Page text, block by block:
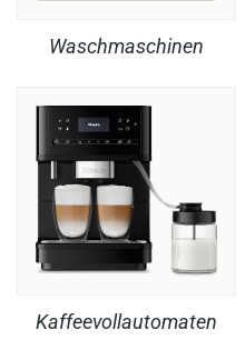
Waschmaschinen
Kaffeevollautomaten